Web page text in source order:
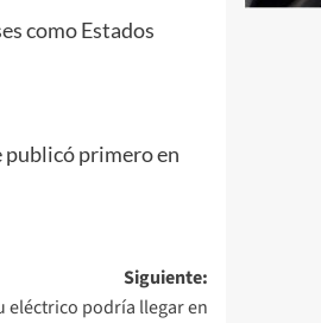
como Estados
publicó primero en
Siguiente:
eléctrico podría llegar en